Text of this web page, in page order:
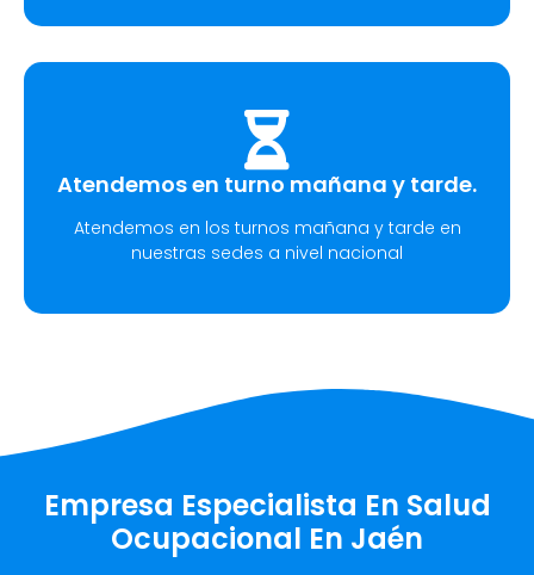
Atendemos en turno mañana y tarde.
Atendemos en los turnos mañana y tarde en
nuestras sedes a nivel nacional
Empresa Especialista En Salud
Ocupacional En Jaén